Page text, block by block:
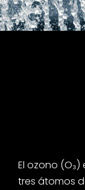
El ozono
tres átomos